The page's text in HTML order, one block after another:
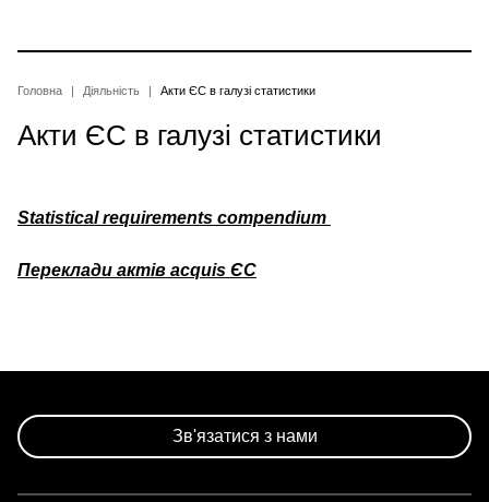
основного
Рядок
навіґації
Головна Діяльність Акти ЄС в галузі статистики
Акти ЄС в галузі статистики
Statistical requirements compendium
Переклади актів acquis ЄС
Зв'язатися з нами